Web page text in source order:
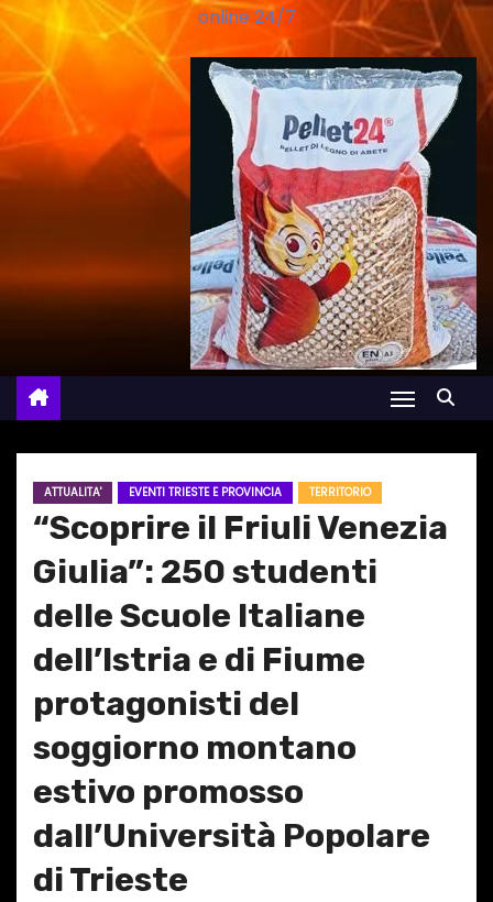
online 24/7
ATTUALITA' EVENTI TRIESTE E PROVINCIA TERRITORIO
“Scoprire il Friuli Venezia
Giulia”: 250 studenti
delle Scuole Italiane
dell’Istria e di Fiume
protagonisti del
soggiorno montano
estivo promosso
dall’Università Popolare
di Trieste